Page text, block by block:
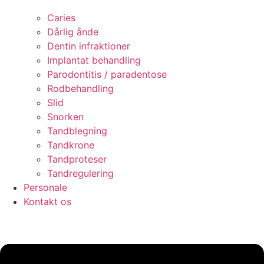
Caries
Dårlig ånde
Dentin infraktioner
Implantat behandling
Parodontitis / paradentose
Rodbehandling
Slid
Snorken
Tandblegning
Tandkrone
Tandproteser
Tandregulering
Personale
Kontakt os